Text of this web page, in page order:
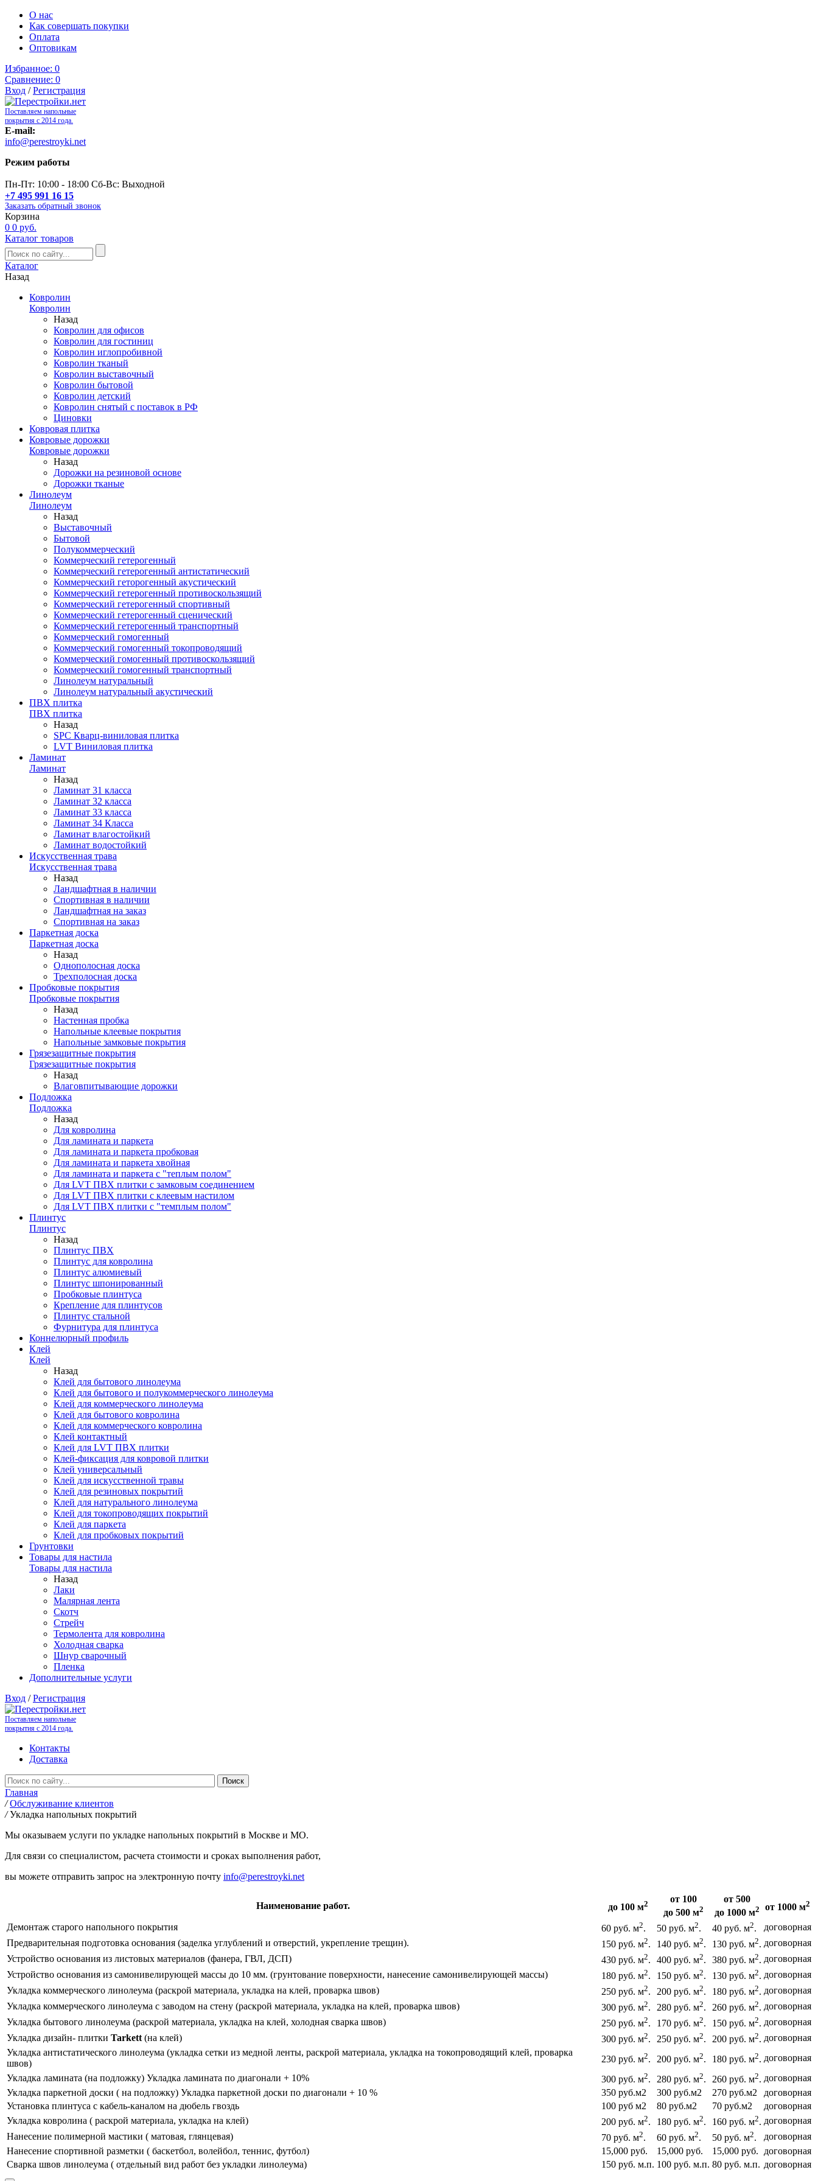
О нас
Как совершать покупки
Оплата
Оптовикам
Избранное: 0
Сравнение: 0
Вход /Регистрация
Поставляем напольные
покрытия с 2014 года.
E-mail:
info@perestroyki.net
Режим работы
Пн-Пт: 10:00 - 18:00 Сб-Вс: Выходной
+7 495 991 16 15
Заказать обратный звонок
Корзина
0 0 руб.
Каталог товаров
Каталог
Назад
Ковролин
Ковролин
Назад
Ковролин для офисов
Ковролин для гостиниц
Ковролин иглопробивной
Ковролин тканый
Ковролин выставочный
Ковролин бытовой
Ковролин детский
Ковролин снятый с поставок в РФ
Циновки
Ковровая плитка
Ковровые дорожки
Ковровые дорожки
Назад
Дорожки на резиновой основе
Дорожки тканые
Линолеум
Линолеум
Назад
Выставочный
Бытовой
Полукоммерческий
Коммерческий гетерогенный
Коммерческий гетерогенный антистатический
Коммерческий геторогенный акустический
Коммерческий гетерогенный противоскользящий
Коммерческий гетерогенный спортивный
Коммерческий гетерогенный сценический
Коммерческий гетерогенный транспортный
Коммерческий гомогенный
Коммерческий гомогенный токопроводящий
Коммерческий гомогенный противоскользящий
Коммерческий гомогенный транспортный
Линолеум натуральный
Линолеум натуральный акустический
ПВХ плитка
ПВХ плитка
Назад
SPC Кварц-виниловая плитка
LVT Виниловая плитка
Ламинат
Ламинат
Назад
Ламинат 31 класса
Ламинат 32 класса
Ламинат 33 класса
Ламинат 34 Класса
Ламинат влагостойкий
Ламинат водостойкий
Искусственная трава
Искусственная трава
Назад
Ландшафтная в наличии
Спортивная в наличии
Ландшафтная на заказ
Спортивная на заказ
Паркетная доска
Паркетная доска
Назад
Однополосная доска
Трехполосная доска
Пробковые покрытия
Пробковые покрытия
Назад
Настенная пробка
Напольные клеевые покрытия
Напольные замковые покрытия
Грязезащитные покрытия
Грязезащитные покрытия
Назад
Влаговпитывающие дорожки
Подложка
Подложка
Назад
Для ковролина
Для ламината и паркета
Для ламината и паркета пробковая
Для ламината и паркета хвойная
Для ламината и паркета с "теплым полом"
Для LVT ПВХ плитки с замковым соединением
Для LVT ПВХ плитки с клеевым настилом
Для LVT ПВХ плитки с "темплым полом"
Плинтус
Плинтус
Назад
Плинтус ПВХ
Плинтус для ковролина
Плинтус алюмиевый
Плинтус шпонированный
Пробковые плинтуса
Крепление для плинтусов
Плинтус стальной
Фурнитура для плинтуса
Коннелюрный профиль
Клей
Клей
Назад
Клей для бытового линолеума
Клей для бытового и полукоммерческого линолеума
Клей для коммерческого линолеума
Клей для бытового ковролина
Клей для коммерческого ковролина
Клей контактный
Клей для LVT ПВХ плитки
Клей-фиксация для ковровой плитки
Клей универсальный
Клей для искусственной травы
Клей для резиновых покрытий
Клей для натурального линолеума
Клей для токопроводящих покрытий
Клей для паркета
Клей для пробковых покрытий
Грунтовки
Товары для настила
Товары для настила
Назад
Лаки
Малярная лента
Скотч
Стрейч
Термолента для ковролина
Холодная сварка
Шнур сварочный
Пленка
Дополнительные услуги
Вход /Регистрация
Поставляем напольные
покрытия с 2014 года.
Контакты
Доставка
Главная
/ Обслуживание клиентов
/ Укладка напольных покрытий
Мы оказываем услуги по укладке напольных покрытий в Москве и МО.
Для связи со специалистом, расчета стоимости и сроках выполнения работ,
вы можете отправить запрос на электронную почту info@perestroyki.net
Наименование работ. до 100 м2
от 100
до 500 м2
от 500
до 1000 м2 от 1000 м2
Демонтаж старого напольного покрытия 60 руб. м2. 50 руб. м2. 40 руб. м2.
договорная
Предварительная подготовка основания (заделка углублений и отверстий, укрепление трещин).
150 руб. м2. 140 руб. м2. 130 руб. м2. договорная
Устройство основания из листовых материалов (фанера, ГВЛ, ДСП)
430 руб. м2. 400 руб. м2. 380 руб. м2. договорная
Устройство основания из самонивелирующей массы до 10 мм. (грунтование поверхности, нанесение самонивелирующей массы)
180 руб. м2. 150 руб. м2. 130 руб. м2. договорная
Укладка коммерческого линолеума (раскрой материала, укладка на клей, проварка швов)
250 руб. м2. 200 руб. м2. 180 руб. м2. договорная
Укладка коммерческого линолеума с заводом на стену (раскрой материала, укладка на клей, проварка швов)
300 руб. м2. 280 руб. м2. 260 руб. м2. договорная
Укладка бытового линолеума (раскрой материала, укладка на клей, холодная сварка швов)
250 руб. м2. 170 руб. м2. 150 руб. м2. договорная
Укладка дизайн- плитки Tarkett (на клей) 300 руб. м2. 250 руб. м2. 200 руб. м2. договорная
Укладка антистатического линолеума (укладка сетки из медной ленты, раскрой материала, укладка на токопроводящий клей, проварка
швов)
230 руб. м2. 200 руб. м2. 180 руб. м2. договорная
Укладка ламината (на подложку) Укладка ламината по диагонали + 10%
300 руб. м2. 280 руб. м2. 260 руб. м2. договорная
Укладка паркетной доски ( на подложку) Укладка паркетной доски по диагонали + 10 %
350 руб.м2 300 руб.м2 270 руб.м2
договорная
Установка плинтуса с кабель-каналом на дюбель гвоздь
100 руб м2 80 руб.м2 70 руб.м2
договорная
Укладка ковролина ( раскрой материала, укладка на клей)
200 руб. м2. 180 руб. м2. 160 руб. м2. договорная
Нанесение полимерной мастики ( матовая, глянцевая)
70 руб. м2. 60 руб. м2. 50 руб. м2.
договорная
Нанесение спортивной разметки ( баскетбол, волейбол, теннис, футбол)
15,000 руб. 15,000 руб. 15,000 руб.
договорная
Сварка швов линолеума ( отдельный вид работ без укладки линолеума)
150 руб. м.п. 100 руб. м.п. 80 руб. м.п. договорная